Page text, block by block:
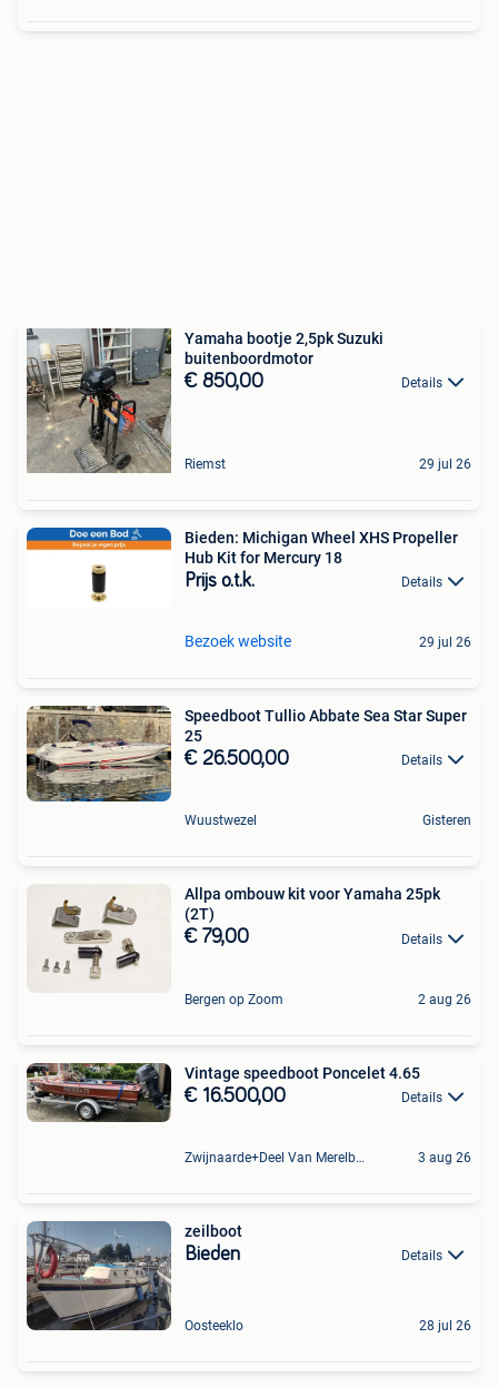
Yamaha bootje 2,5pk Suzuki
buitenboordmotor
€ 850,00 Details
Riemst 29 jul 26
Bieden: Michigan Wheel XHS Propeller
Hub Kit for Mercury 18
Prijs o.t.k. Details
Bezoek website 29 jul 26
Speedboot Tullio Abbate Sea Star Super
25
€ 26.500,00 Details
Wuustwezel Gisteren
Allpa ombouw kit voor Yamaha 25pk
(2T)
€ 79,00 Details
Bergen op Zoom 2 aug 26
Vintage speedboot Poncelet 4.65
€ 16.500,00 Details
Zwijnaarde+Deel Van Merelbeke 3 aug 26
zeilboot
Bieden Details
Oosteeklo 28 jul 26